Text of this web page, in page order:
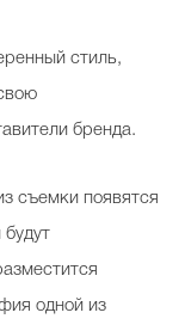
стиль,
бренда.
съемки появятся
одной из